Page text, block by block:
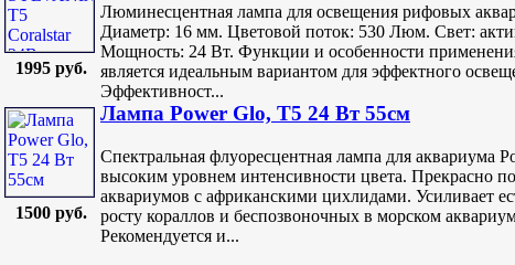
1995 руб.
Люминесцентная лампа для освещения рифовых
Диаметр: 16 мм. Цветовой поток: 530 Люм. Свет:
Мощность: 24 Вт. Функции и особенности
является идеальным вариантом для эффектного
Эффективност...
1500 руб.
Лампа Power Glo, T5 24 Вт 55см
Спектральная флуоресцентная лампа для аквариума
высоким уровнем интенсивности цвета. Прекрасно
аквариумов с африканскими цихлидами. Усиливает
росту кораллов и беспозвоночных в морском
Рекомендуется и...